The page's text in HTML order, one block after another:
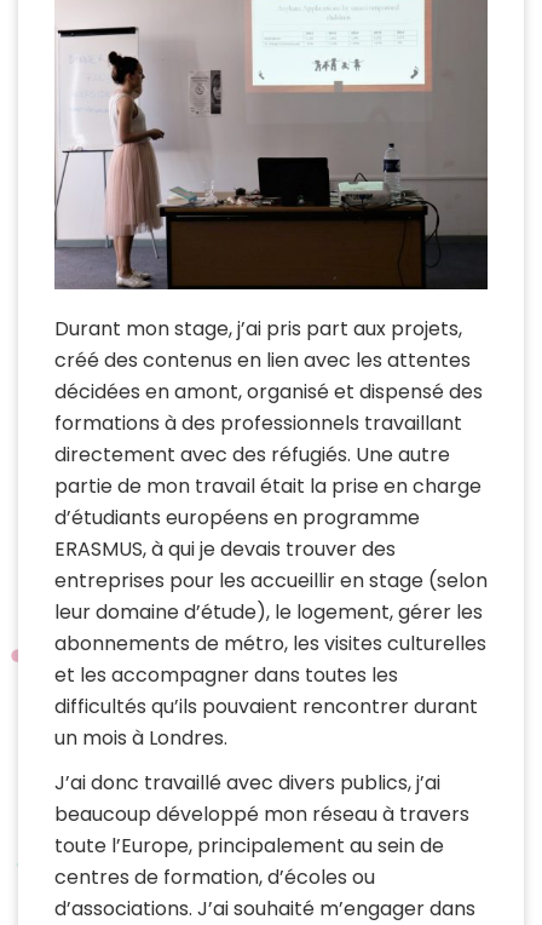
Durant mon stage, j’ai pris part aux projets,
créé des contenus en lien avec les attentes
décidées en amont, organisé et dispensé des
formations à des professionnels travaillant
directement avec des réfugiés. Une autre
partie de mon travail était la prise en charge
d’étudiants européens en programme
ERASMUS, à qui je devais trouver des
entreprises pour les accueillir en stage (selon
leur domaine d’étude), le logement, gérer les
abonnements de métro, les visites culturelles
et les accompagner dans toutes les
difficultés qu’ils pouvaient rencontrer durant
un mois à Londres.
J’ai donc travaillé avec divers publics, j’ai
beaucoup développé mon réseau à travers
toute l’Europe, principalement au sein de
centres de formation, d’écoles ou
d’associations. J’ai souhaité m’engager dans